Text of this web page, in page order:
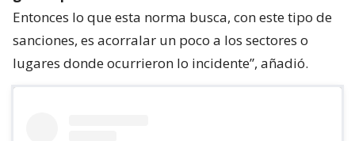
Entonces lo que esta norma busca, con este tipo de
sanciones, es acorralar un poco a los sectores o
lugares donde ocurrieron lo incidente”, añadió.